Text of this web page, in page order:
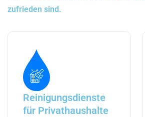
zufrieden sind.
Reinigungsdienste
für Privathaushalte